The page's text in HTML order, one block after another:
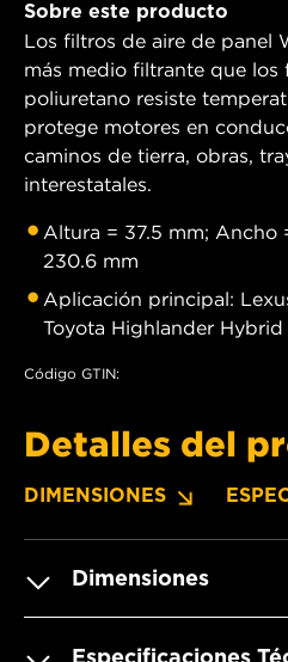
Sobre este producto
Los filtros de aire de panel
más medio filtrante que los
poliuretano resiste
protege motores en
caminos de tierra, obras,
interestatales.
Altura = 37.5 mm; Ancho
230.6 mm
Aplicación principal:
Toyota Highlander Hybrid
Código GTIN:
Detalles del
DIMENSIONES
Dimensiones
Especificaciones